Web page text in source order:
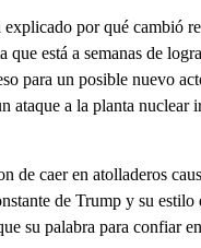
por qué cambió
está a semanas de
para un posible nuevo
ataque a la planta nuclear
de caer en atolladeros
de Trump y su estilo
su palabra para confiar